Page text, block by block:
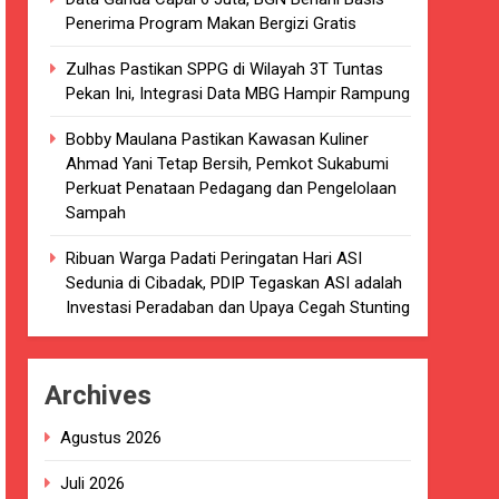
di puskesmas.
terkait Dugaan beredar nya Obat
Kabupaten Sukabumi Angkat
akan Kadaluarsa oleh Puskesmas
Penerima Program Makan Bergizi Gratis
Zulhas Pastikan SPPG di Wilayah 3T Tuntas
Pekan Ini, Integrasi Data MBG Hampir Rampung
Bobby Maulana Pastikan Kawasan Kuliner
Ahmad Yani Tetap Bersih, Pemkot Sukabumi
Perkuat Penataan Pedagang dan Pengelolaan
Sampah
Ribuan Warga Padati Peringatan Hari ASI
Sedunia di Cibadak, PDIP Tegaskan ASI adalah
Investasi Peradaban dan Upaya Cegah Stunting
Archives
Agustus 2026
Juli 2026